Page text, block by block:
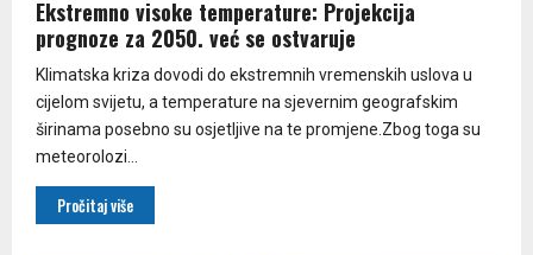
Ekstremno visoke temperature: Projekcija
prognoze za 2050. već se ostvaruje
Klimatska kriza dovodi do ekstremnih vremenskih uslova u
cijelom svijetu, a temperature na sjevernim geografskim
širinama posebno su osjetljive na te promjene.Zbog toga su
meteorolozi...
Pročitaj više